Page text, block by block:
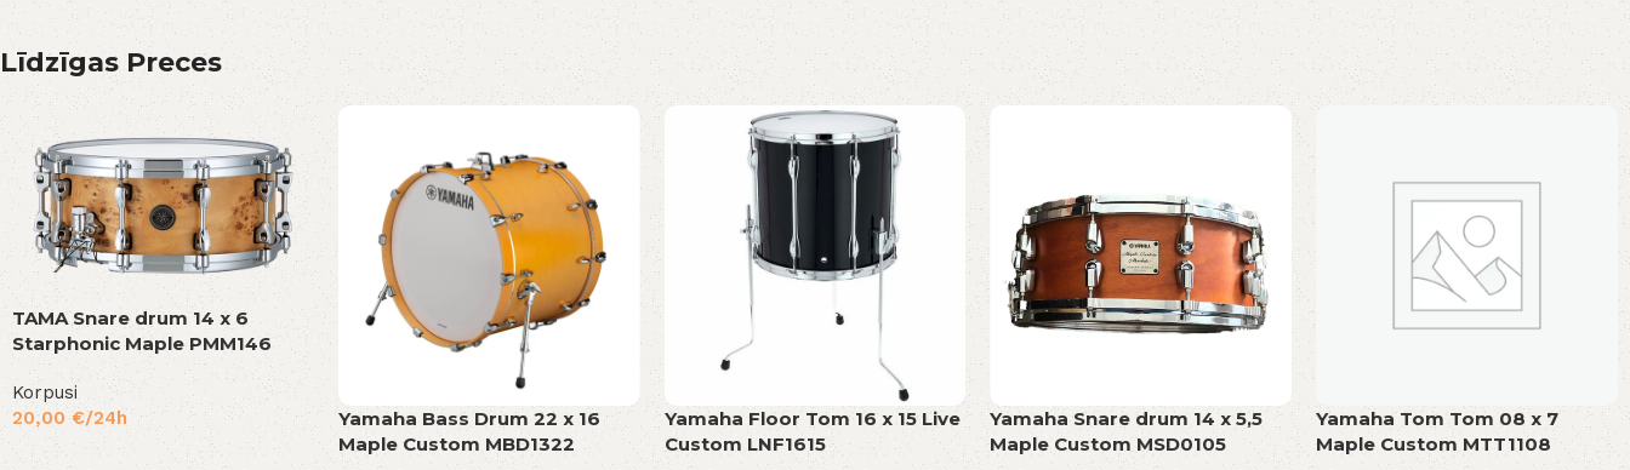
Līdzīgas Preces
TAMA Snare drum 14 x 6
Starphonic Maple PMM146
Korpusi
20,00 €/24h
Yamaha Bass Drum 22 x 16
Maple Custom MBD1322
Yamaha Floor Tom 16 x 15 Live
Custom LNF1615
Yamaha Snare drum 14 x 5,5
Maple Custom MSD0105
Yamaha Tom Tom 08 x 7
Maple Custom MTT1108